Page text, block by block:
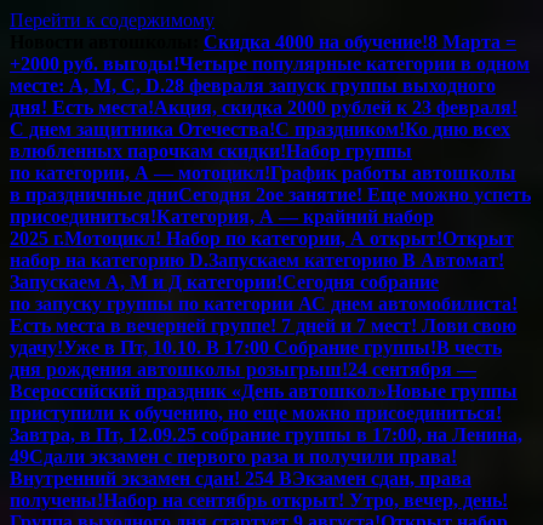
Перейти к содержимому
Скидка 4000 на обучение!8 Марта =
+2000 руб. выгоды!Четыре популярные категории в одном
месте: А, М, С, D.28 февраля запуск группы выходного
дня! Есть места!Акция, скидка 2000 рублей к 23 февраля!
С днем защитника Отечества!С праздником!Ко дню всех
влюбленных парочкам скидки!Набор группы
по категории, А — мотоцикл!График работы автошколы
в праздничные дниСегодня 2ое занятие! Еще можно успеть
присоединиться!Категория, А — крайний набор
2025 г.Мотоцикл! Набор по категории, А открыт!Открыт
набор на категорию D.Запускаем категорию В Автомат!
Запускаем А, М и Д категории!Сегодня собрание
по запуску группы по категории АС днем автомобилиста!
Есть места в вечерней группе! 7 дней и 7 мест! Лови свою
удачу!Уже в Пт, 10.10. В 17:00 Собрание группы!В честь
дня рождения автошколы розыгрыш!24 сентября —
Всероссийский праздник «День автошкол»Новые группы
приступили к обучению, но еще можно присоединиться!
Завтра, в Пт, 12.09.25 собрание группы в 17:00, на Ленина,
49Сдали экзамен с первого раза и получили права!
Внутренний экзамен сдан! 254 ВЭкзамен сдан, права
получены!Набор на сентябрь открыт! Утро, вечер, день!